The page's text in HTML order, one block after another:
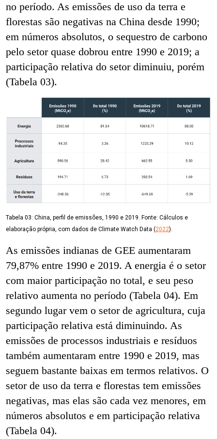
no período. As emissões de uso da terra e
florestas são negativas na China desde 1990;
em números absolutos, o sequestro de carbono
pelo setor quase dobrou entre 1990 e 2019; a
participação relativa do setor diminuiu, porém
(Tabela 03).
Tabela 03: China, perfil de emissões, 1990 e 2019. Fonte: Cálculos e
elaboração própria, com dados de Climate Watch Data (2022).
As emissões indianas de GEE aumentaram
79,87% entre 1990 e 2019. A energia é o setor
com maior participação no total, e seu peso
relativo aumenta no período (Tabela 04). Em
segundo lugar vem o setor de agricultura, cuja
participação relativa está diminuindo. As
emissões de processos industriais e resíduos
também aumentaram entre 1990 e 2019, mas
seguem bastante baixas em termos relativos. O
setor de uso da terra e florestas tem emissões
negativas, mas elas são cada vez menores, em
números absolutos e em participação relativa
(Tabela 04).